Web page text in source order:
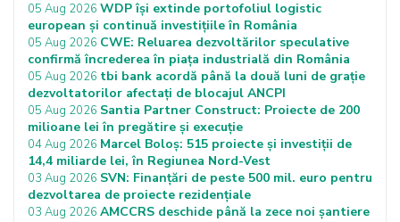
05 Aug 2026 WDP își extinde portofoliul logistic
european și continuă investițiile în România
05 Aug 2026 CWE: Reluarea dezvoltărilor speculative
confirmă încrederea în piața industrială din România
05 Aug 2026 tbi bank acordă până la două luni de grație
dezvoltatorilor afectați de blocajul ANCPI
05 Aug 2026 Santia Partner Construct: Proiecte de 200
milioane lei în pregătire și execuție
04 Aug 2026 Marcel Boloș: 515 proiecte și investiții de
14,4 miliarde lei, în Regiunea Nord-Vest
03 Aug 2026 SVN: Finanțări de peste 500 mil. euro pentru
dezvoltarea de proiecte rezidențiale
03 Aug 2026 AMCCRS deschide până la zece noi șantiere